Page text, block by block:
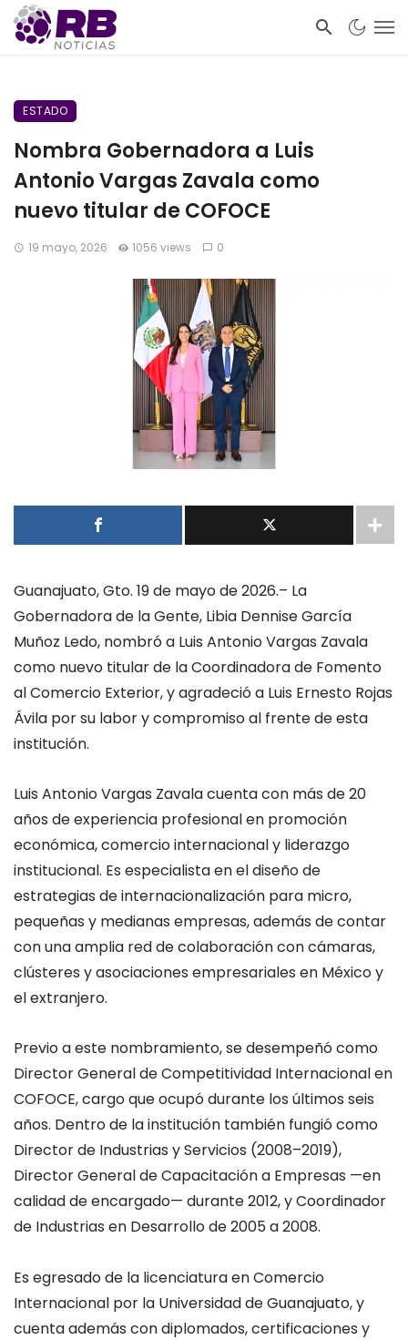
ESTADO
Nombra Gobernadora a Luis
Antonio Vargas Zavala como
nuevo titular de COFOCE
19 mayo, 2026 1056 views 0
Guanajuato,Gto. 19de mayode2026.– La
Gobernadora de la Gente, Libia Dennise García
Muñoz Ledo, nombró a Luis Antonio Vargas Zavala
como nuevo titular de la Coordinadora de Fomento
al Comercio Exterior, y agradeció a Luis Ernesto Rojas
Ávila por su labor y compromiso al frente de esta
institución.
Luis Antonio Vargas Zavala cuenta con más de 20
años de experiencia profesional en promoción
económica, comercio internacional y liderazgo
institucional. Es especialista en el diseño de
estrategias de internacionalización para micro,
pequeñas y medianas empresas, además de contar
con una amplia red de colaboración con cámaras,
clústeres y asociaciones empresariales en México y
el extranjero.
Previo a este nombramiento, se desempeñó como
Director Generalde Competitividad Internacional en
COFOCE, cargo que ocupó durante los últimos seis
años. Dentro de la institución también fungió como
Directorde Industrias y Servicios (2008–2019),
DirectorGeneral de Capacitación a Empresas —en
calidad de encargado— durante 2012, y Coordinador
de Industrias en Desarrollo de 2005 a 2008.
Es egresado de la licenciatura en Comercio
Internacional por la Universidad de Guanajuato, y
cuenta además con diplomados, certificaciones y